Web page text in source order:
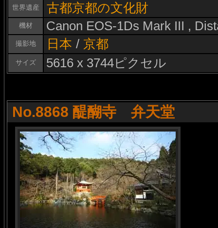
世界遺産
古都京都の文化財
機材 Canon EOS-1Ds Mark III ,
撮影地 日本 / 京都
サイズ 5616 x 3744ピクセル
No.8868 醍醐寺 弁天堂